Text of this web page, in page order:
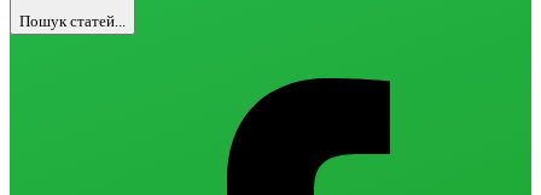
Пошук статей...